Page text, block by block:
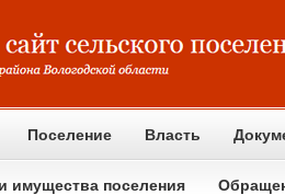
Поселение Власть
имущества поселения